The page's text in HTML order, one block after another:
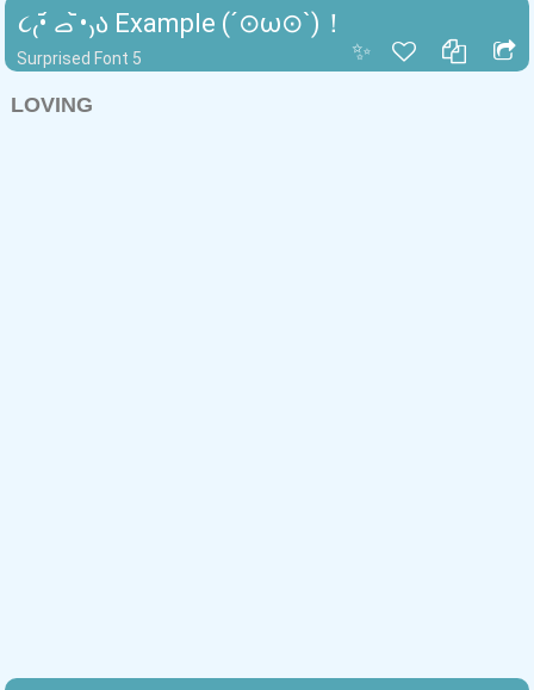
✨
Surprised Font 5
૮₍•᷄ ࡇ •᷅₎ა Example (´⊙ω⊙`)！
LOVING